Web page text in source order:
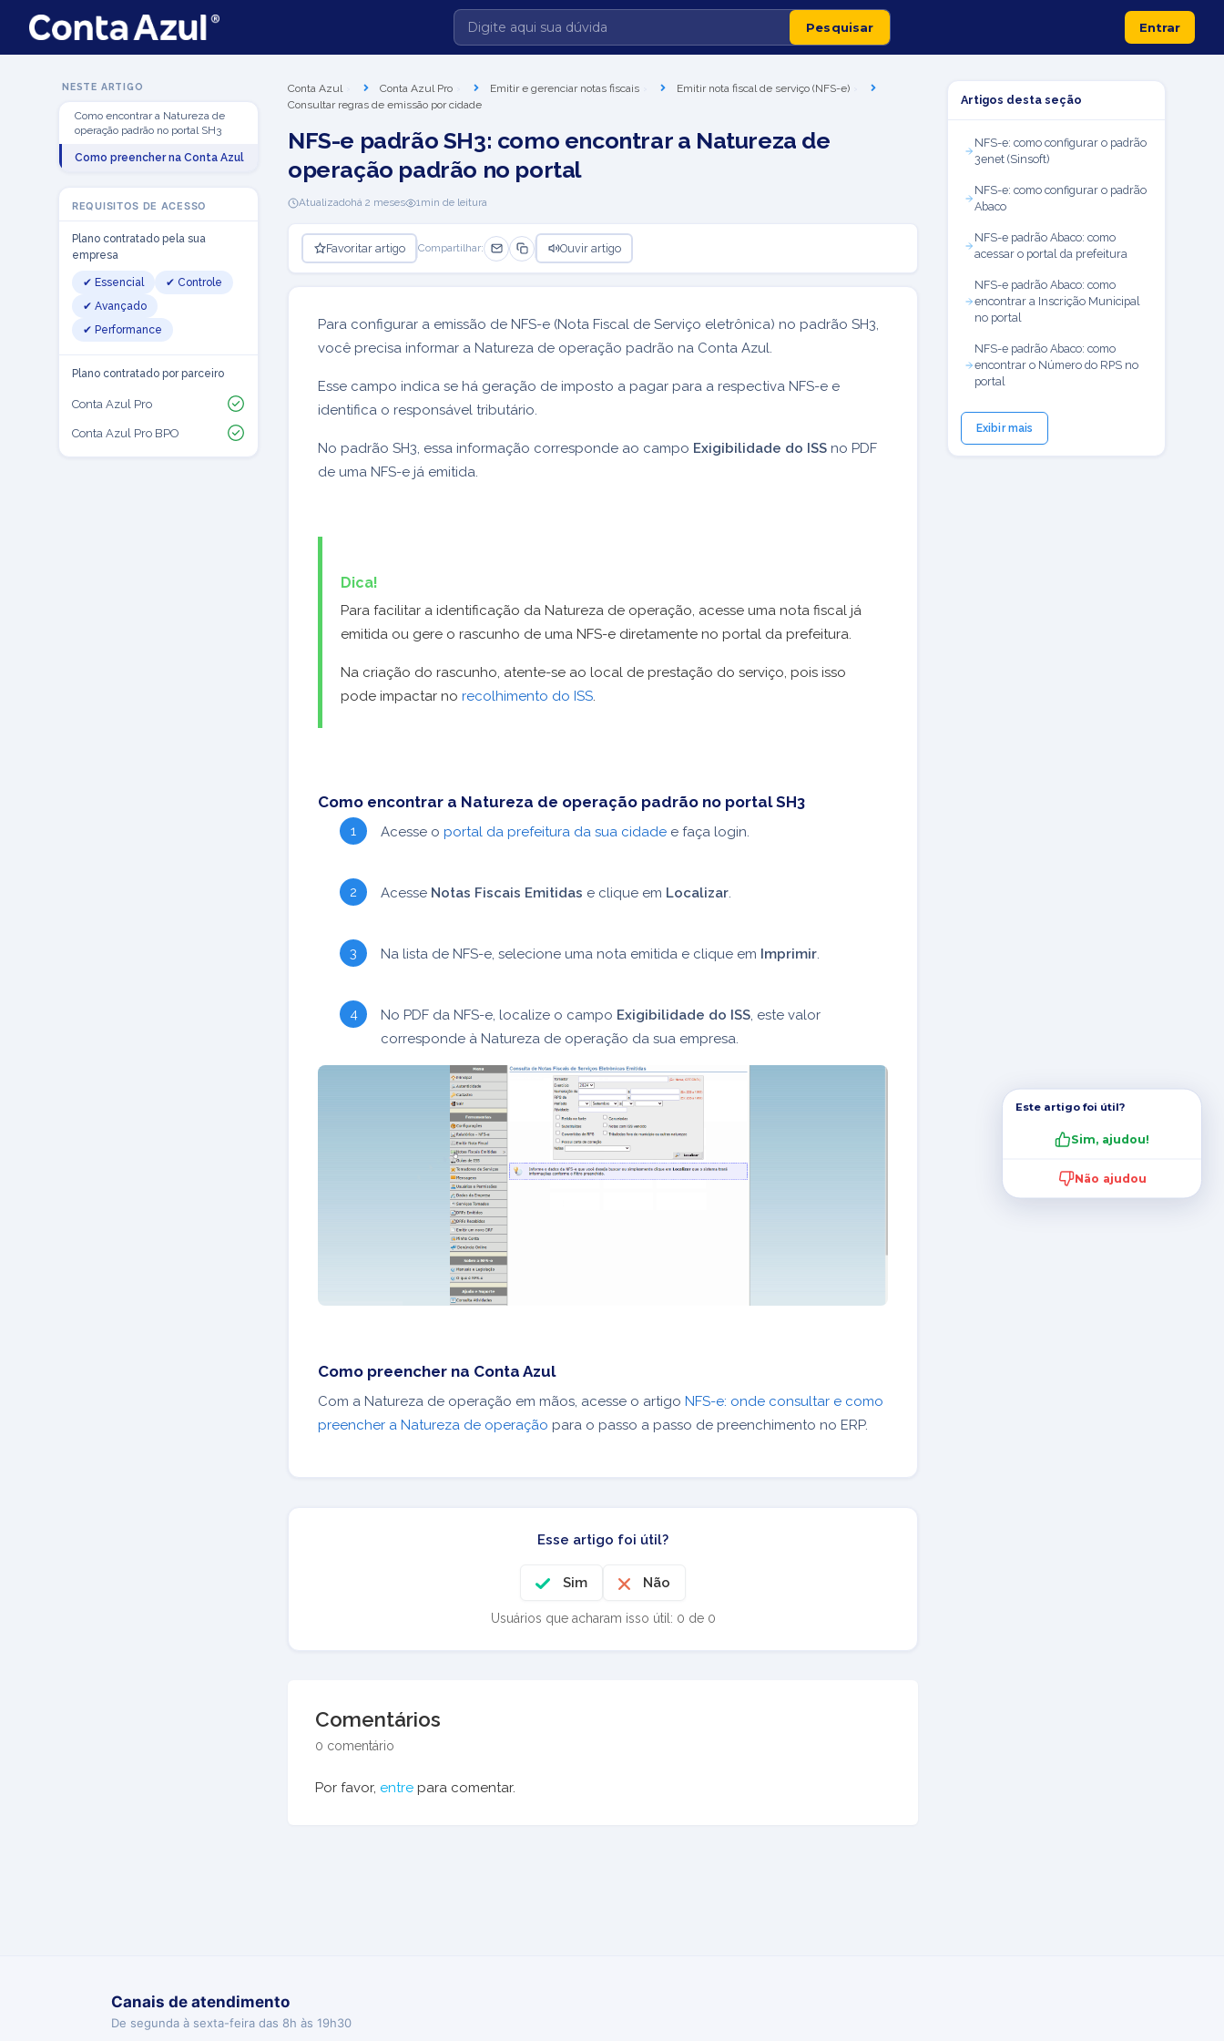
Entrar
NESTE ARTIGO
Como encontrar a Natureza de
operação padrão no portal SH3
Como preencher na Conta Azul
REQUISITOS DE ACESSO
Plano contratado pela sua
empresa
✔ Essencial
✔ Controle
✔ Avançado
✔ Performance
Plano contratado por parceiro
Conta Azul Pro
Conta Azul Pro BPO
Conta Azul Conta Azul Pro Emitir e gerenciar notas fiscais
Emitir nota fiscal de serviço (NFS-e)
Consultar regras de emissão por cidade
NFS-e padrão SH3: como encontrar a Natureza de
operação padrão no portal
Atualizadohá 2 meses 1min de leitura
Favoritar artigo Compartilhar: Ouvir artigo
Para configurar a emissão de NFS-e (Nota Fiscal de Serviço eletrônica) no padrão SH3,
você precisa informar a Natureza de operação padrão na Conta Azul.
Esse campo indica se há geração de imposto a pagar para a respectiva NFS-e e
identifica o responsável tributário.
No padrão SH3, essa informação corresponde ao campo Exigibilidade do ISS no PDF
de uma NFS-e já emitida.
Dica!
Para facilitar a identificação da Natureza de operação, acesse uma nota fiscal já
emitida ou gere o rascunho de uma NFS-e diretamente no portal da prefeitura.
Na criação do rascunho, atente-se ao local de prestação do serviço, pois isso
pode impactar no recolhimento do ISS
Como encontrar a Natureza de operação padrão no portal SH3
Acesse o portal da prefeitura da sua cidade e faça login.
Acesse Notas Fiscais Emitidas e clique em Localizar
Na lista de NFS-e, selecione uma nota emitida e clique em Imprimir
No PDF da NFS-e, localize o campo Exigibilidade do ISS , este valor
corresponde à Natureza de operação da sua empresa.
Como preencher na Conta Azul
Com a Natureza de operação em mãos, acesse o artigo NFS-e: onde consultar e como
preencher a Natureza de operação para o passo a passo de preenchimento no ERP.
Esse artigo foi útil?
Sim Não
Usuários que acharam isso útil: 0 de 0
Comentários
0 comentário
Por favor, entre para comentar.
Artigos desta seção
NFS-e: como configurar o padrão
3enet (Sinsoft)
NFS-e: como configurar o padrão
Abaco
NFS-e padrão Abaco: como
acessar o portal da prefeitura
NFS-e padrão Abaco: como
encontrar a Inscrição Municipal
no portal
NFS-e padrão Abaco: como
encontrar o Número do RPS no
portal
Exibir mais
Este artigo foi útil?
Sim, ajudou!
Não ajudou
Canais de atendimento
De segunda à sexta-feira das 8h às 19h30